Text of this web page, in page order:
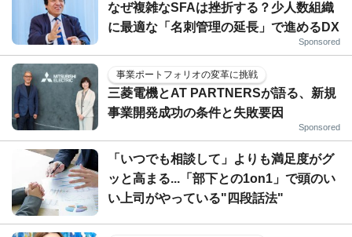
なぜ複雑なSFAは挫折する？少人数組織
に最適な「名刺管理の延長」で進めるDX
Sponsored
事業ポートフォリオの変革に挑戦
三菱電機とAT PARTNERSが語る、新規
事業開発成功の条件と失敗要因
Sponsored
「いつでも相談して」よりも満足度がグ
ッと高まる...「部下との1on1」で頭のい
い上司がやっている"四段話法"